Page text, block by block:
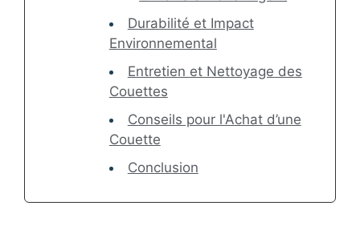
Durabilité et Impact
Environnemental
Entretien et Nettoyage des
Couettes
Conseils pour l'Achat d’une
Couette
Conclusion